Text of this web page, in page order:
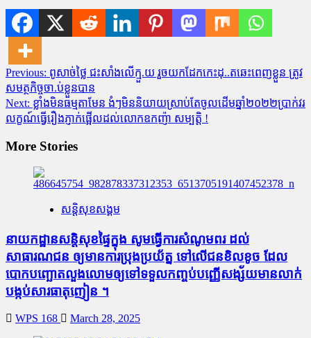
Post
navigation
Previous: ពូសាច់ថ្លៃ ជះសាំងលើក្មួ.យ រួចយកដែកកេះដុ..តឆេះពេញខ្លួន ត្រូវ
សមត្ថកិច្ចចា.ប់ខ្លួនបាន
Next: ខ្លាំងមិនធម្មតាមែន ងំៗមិននិយាយស្រាប់តែចូលដើមឆ្នាំ២០២២ប្រាក់វរ
លក្ខណ៍ធ្វើរឿងភ្ញាក់ផ្អើលដល់លោកឧកញ៉ា សម្បត្តិ !
More Stories
សន្តិសុខសង្គម
នាយកដ្ឋានសន្តិសុខផ្ទៃក្នុង សូមធ្វើការសំណូមពរ ដល់
សាធារណជន ឲ្យមានការប្រុងប្រយ័ត្ន ទៅលើជនខិលខូច ដែល
បោកបញ្ឆោតលួងលោមឲ្យទៅទទួលកញ្ចប់បញ្ញើសង្ស័យមានលាក់
បង្កប់សារធាតុញៀន ។
WPS 168 March 28, 2025